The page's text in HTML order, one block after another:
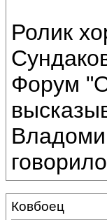
Ролик
Форум
Ковбоец